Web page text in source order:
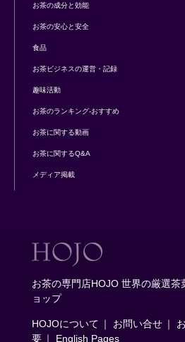
お茶の成分と効能
お茶の安心と安全
食品
お茶ビジネスの運営・記録
趣味活動
お茶のランキング-おすすめ
お茶に関する動画
お茶に関するQ&A
メディア掲載
お茶の専門店HOJO 世界の厳選茶
ョップ
HOJOについて ｜ お問い合せ ｜
要 ｜ English Pages